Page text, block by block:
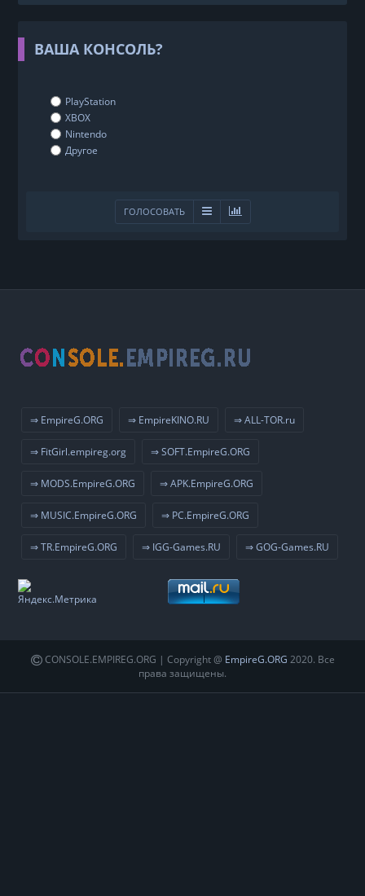
ВАША КОНСОЛЬ?
PlayStation
XBOX
Nintendo
Другое
ГОЛОСОВАТЬ
⇒ EmpireG.ORG ⇒ EmpireKINO.RU ⇒ ALL-TOR.ru
⇒ FitGirl.empireg.org ⇒ SOFT.EmpireG.ORG
⇒ MODS.EmpireG.ORG ⇒ APK.EmpireG.ORG
⇒ MUSIC.EmpireG.ORG ⇒ PC.EmpireG.ORG
⇒ TR.EmpireG.ORG ⇒ IGG-Games.RU ⇒ GOG-Games.RU
CONSOLE.EMPIREG.ORG | Copyright @ EmpireG.ORG 2020. Все
права защищены.